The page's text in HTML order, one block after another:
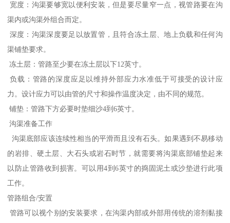
宽度：沟渠要够宽以便利安装，但是要尽量窄一点，视管路要在沟
渠内或沟渠外组合而定。
深度：沟渠深度要足以放置管，且符合冻土层、地上负载和任何沟
渠铺垫要求。
冻土层：管路至少要在冻土层以下12英寸。
负载：管路的深度应足以维持外部应力水准低于可接受的设计应
力。设计应力可以由管的尺寸和操作温度决定，由不同的规范。
铺垫：管路下方必要时垫细沙4到6英寸。
沟渠准备工作
沟渠底部应该连续性相当的平滑而且没有石头。如果遇到不易移动
的岩排、硬土层、大石头或岩石时节，就需要将沟渠底部铺垫起来
以防止管路收到损害。可以用4到6英寸的捣固泥土或沙垫进行此项
工作。
管路组合/安置
管路可以视个别的安装要求，在沟渠内部或外部用传统的溶剂黏接